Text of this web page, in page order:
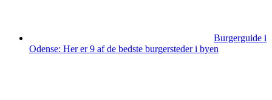
Burgerguide i
Odense: Her er 9 af de bedste burgersteder i byen